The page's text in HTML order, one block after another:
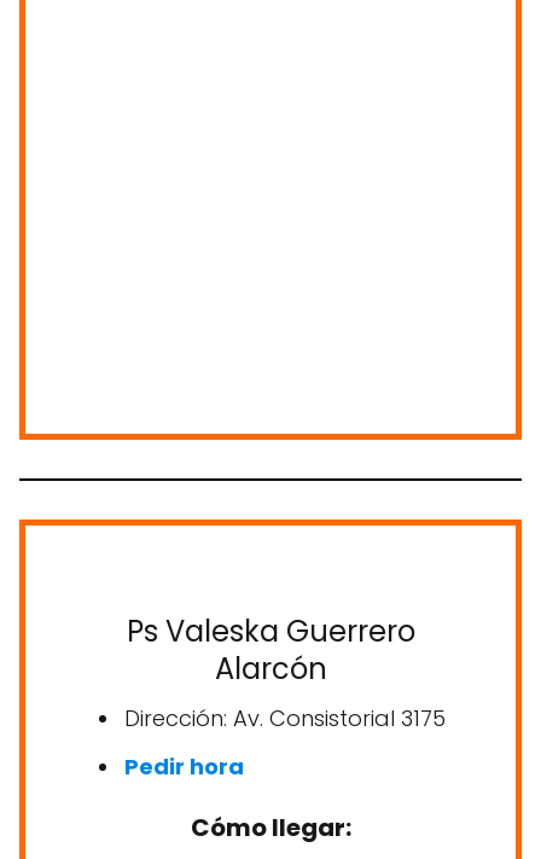
Ps Valeska Guerrero
Alarcón
Dirección: Av. Consistorial 3175
Pedir hora
Cómo llegar: